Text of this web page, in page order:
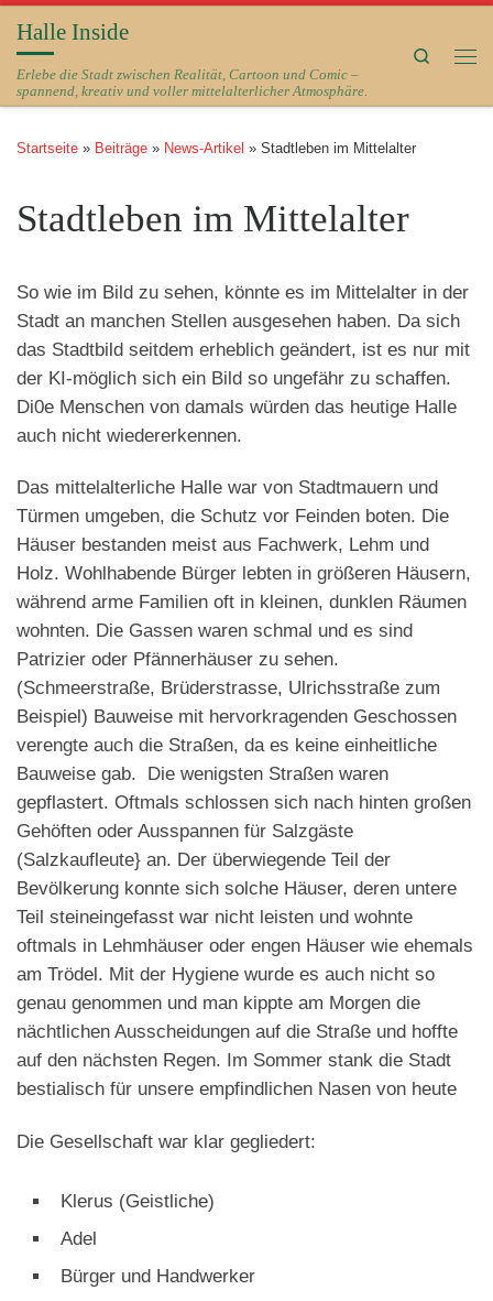
Zum Inhalt springen
Halle Inside
Erlebe die Stadt zwischen Realität, Cartoon und Comic –
spannend, kreativ und voller mittelalterlicher Atmosphäre.
Search
Startseite » Beiträge » News-Artikel » Stadtleben im Mittelalter
Stadtleben im Mittelalter
So wie im Bild zu sehen, könnte es im Mittelalter in der
Stadt an manchen Stellen ausgesehen haben. Da sich
das Stadtbild seitdem erheblich geändert, ist es nur mit
der KI-möglich sich ein Bild so ungefähr zu schaffen.
Di0e Menschen von damals würden das heutige Halle
auch nicht wiedererkennen.
Das mittelalterliche Halle war von Stadtmauern und
Türmen umgeben, die Schutz vor Feinden boten. Die
Häuser bestanden meist aus Fachwerk, Lehm und
Holz. Wohlhabende Bürger lebten in größeren Häusern,
während arme Familien oft in kleinen, dunklen Räumen
wohnten. Die Gassen waren schmal und es sind
Patrizier oder Pfännerhäuser zu sehen.
(Schmeerstraße, Brüderstrasse, Ulrichsstraße zum
Beispiel) Bauweise mit hervorkragenden Geschossen
verengte auch die Straßen, da es keine einheitliche
Bauweise gab. Die wenigsten Straßen waren
gepflastert. Oftmals schlossen sich nach hinten großen
Gehöften oder Ausspannen für Salzgäste
(Salzkaufleute} an. Der überwiegende Teil der
Bevölkerung konnte sich solche Häuser, deren untere
Teil steineingefasst war nicht leisten und wohnte
oftmals in Lehmhäuser oder engen Häuser wie ehemals
am Trödel. Mit der Hygiene wurde es auch nicht so
genau genommen und man kippte am Morgen die
nächtlichen Ausscheidungen auf die Straße und hoffte
auf den nächsten Regen. Im Sommer stank die Stadt
bestialisch für unsere empfindlichen Nasen von heute
Die Gesellschaft war klar gegliedert:
Klerus (Geistliche)
Adel
Bürger und Handwerker